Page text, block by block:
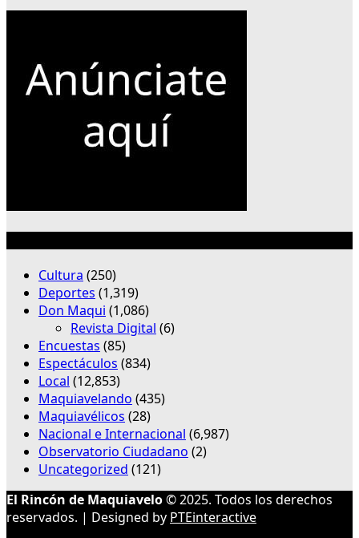
Cultura (250)
Deportes (1,319)
Don Maqui (1,086)
Revista Digital (6)
Encuestas (85)
Espectáculos (834)
Local (12,853)
Maquiavelando (435)
Maquiavélicos (28)
Nacional e Internacional (6,987)
Observatorio Ciudadano (2)
Uncategorized (121)
El Rincón de Maquiavelo© 2025. Todos los derechos
reservados. | Designed by PTEinteractive